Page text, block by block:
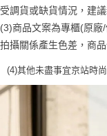
１．透過由恩沛科技股
權轉讓予恩沛科技股份
２．關於個人資料處理
３．未成年的使用者請
４．使用「AFTEE先享
受調貨或缺貨情況，建
(3)商品文案為專櫃(原廠
拍攝關係產生色差，商
(4)其他未盡事宜京站時